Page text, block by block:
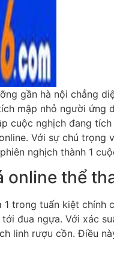
gần hà nội chẳng
mập nhỏ người ứng
cuộc nghịch đang
Với sự chú trọng
nghịch thành 1
online thể
1 trong tuấn kiệt
đua ngựa. Với xác
linh rượu cồn. Điều